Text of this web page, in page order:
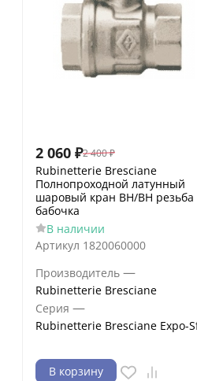
2 060 ₽2 400 ₽
Rubinetterie Bresciane
Полнопроходной латунный
шаровый кран ВН/ВН резьба
бабочка
В наличии
Артикул 1820060000
Производитель —
Rubinetterie Bresciane
Серия —
Rubinetterie Bresciane Expo-
В корзину